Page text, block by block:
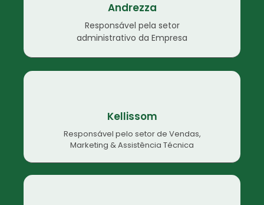
Andrezza
Responsável pela setor
administrativo da Empresa
Kellissom
Responsável pelo setor de Vendas,
Marketing & Assistência Técnica